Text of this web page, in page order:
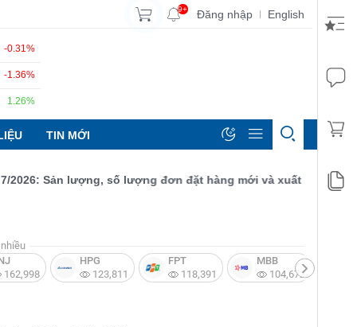
9+ Đăng nhập | English
-0.31%
-1.36%
1.26%
TIN MỚI
Sản lượng, số lượng đơn đặt hàng mới và xuất khẩu đều
162,998
HPG
123,811
FPT
118,391
MBB
104,672